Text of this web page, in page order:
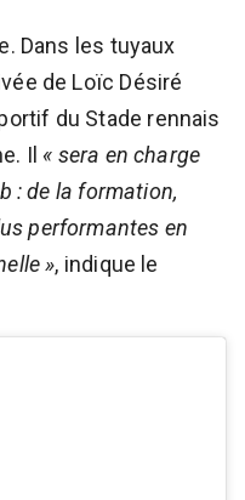
Dans les tuyaux
de Loïc Désiré
du Stade rennais
Il « sera en charge
: de la formation,
performantes en
», indique le